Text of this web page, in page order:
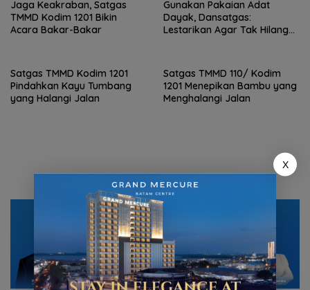
Jaga Keakraban, Satgas
TMMD Kodim 1201 Bikin
Acara Bakar-Bakar
Gunakan Pakaian Adat
Dayak, Dansatgas:
Lestarikan Agar Tak Hilang
Satgas TMMD Kodim 1201
Pindahkan Kayu Tumbang
yang Halangi Jalan
Satgas TMMD 110/ Kodim
1201 Menepikan Bambu yang
Menghalangi Jalan
X